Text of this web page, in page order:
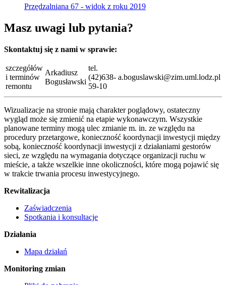
Przędzalniana 67 - widok z roku 2019
Masz uwagi lub pytania?
Skontaktuj się z nami w sprawie:
szczegółów
i terminów
remontu
Arkadiusz
Bogusławski
tel.
(42)638-
59-10
a.boguslawski@zim.uml.lodz.pl
Wizualizacje na stronie mają charakter poglądowy, ostateczny
wygląd może się zmienić na etapie wykonawczym. Wszystkie
planowane terminy mogą ulec zmianie m. in. ze względu na
procedury przetargowe, konieczność koordynacji inwestycji między
sobą, konieczność koordynacji inwestycji z działaniami gestorów
sieci, ze względu na wymagania dotyczące organizacji ruchu w
mieście, a także wszelkie inne okoliczności, które mogą pojawić się
w trakcie trwania procesu inwestycyjnego.
Rewitalizacja
Zaświadczenia
Spotkania i konsultacje
Działania
Mapa działań
Monitoring zmian